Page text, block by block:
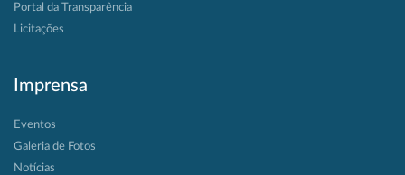
Portal da Transparência
Licitações
Imprensa
Eventos
Galeria de Fotos
Notícias